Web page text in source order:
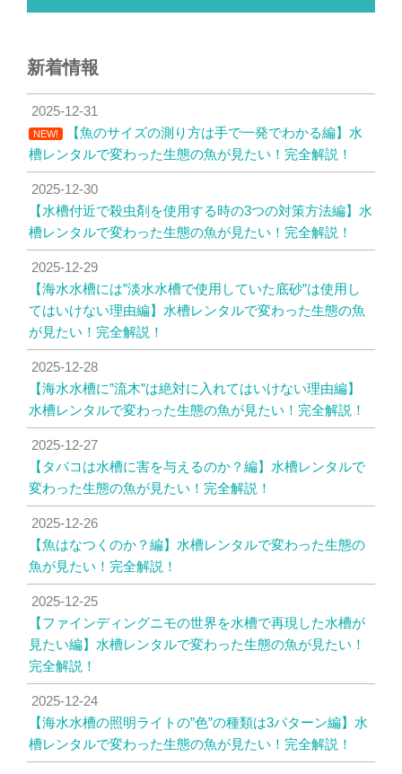
新着情報
2025-12-31
NEW!
【魚のサイズの測り方は手で一発でわかる編】水
槽レンタルで変わった生態の魚が見たい！完全解説！
2025-12-30
【水槽付近で殺虫剤を使用する時の3つの対策方法編】水
槽レンタルで変わった生態の魚が見たい！完全解説！
2025-12-29
【海水水槽には”淡水水槽で使用していた底砂”は使用し
てはいけない理由編】水槽レンタルで変わった生態の魚
が見たい！完全解説！
2025-12-28
【海水水槽に”流木”は絶対に入れてはいけない理由編】
水槽レンタルで変わった生態の魚が見たい！完全解説！
2025-12-27
【タバコは水槽に害を与えるのか？編】水槽レンタルで
変わった生態の魚が見たい！完全解説！
2025-12-26
【魚はなつくのか？編】水槽レンタルで変わった生態の
魚が見たい！完全解説！
2025-12-25
【ファインディングニモの世界を水槽で再現した水槽が
見たい編】水槽レンタルで変わった生態の魚が見たい！
完全解説！
2025-12-24
【海水水槽の照明ライトの”色”の種類は3パターン編】水
槽レンタルで変わった生態の魚が見たい！完全解説！